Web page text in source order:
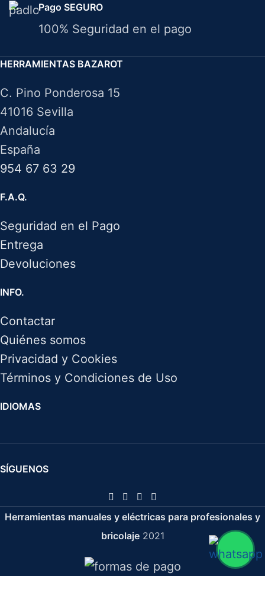
Pago SEGURO
100% Seguridad en el pago
HERRAMIENTAS BAZAROT
C. Pino Ponderosa 15
41016 Sevilla
Andalucía
España
954 67 63 29
F.A.Q.
Seguridad en el Pago
Entrega
Devoluciones
INFO.
Contactar
Quiénes somos
Privacidad y Cookies
Términos y Condiciones de Uso
IDIOMAS
SÍGUENOS
Herramientas manuales y eléctricas para profesionales y
bricolaje 2021